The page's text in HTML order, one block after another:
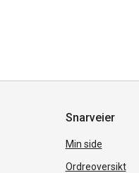
Snarveier
Min side
Ordreoversikt